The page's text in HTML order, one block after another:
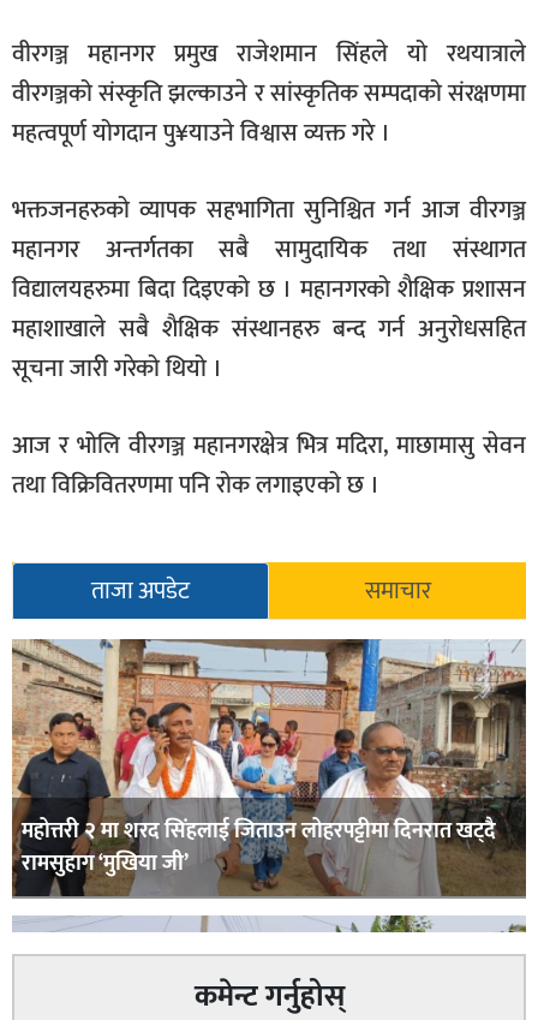
वीरगञ्ज महानगर प्रमुख राजेशमान सिंहले यो रथयात्राले
वीरगञ्जको संस्कृति झल्काउने र सांस्कृतिक सम्पदाको संरक्षणमा
महत्वपूर्ण योगदान पु¥याउने विश्वास व्यक्त गरे ।
भक्तजनहरुको व्यापक सहभागिता सुनिश्चित गर्न आज वीरगञ्ज
महानगर अन्तर्गतका सबै सामुदायिक तथा संस्थागत
विद्यालयहरुमा बिदा दिइएको छ । महानगरको शैक्षिक प्रशासन
महाशाखाले सबै शैक्षिक संस्थानहरु बन्द गर्न अनुरोधसहित
सूचना जारी गरेको थियो ।
आज र भोलि वीरगञ्ज महानगरक्षेत्र भित्र मदिरा, माछामासु सेवन
तथा विक्रिवितरणमा पनि रोक लगाइएको छ ।
ताजा अपडेट समाचार
महोत्तरी २ मा शरद सिंहलाई जिताउन लोहरपट्टीमा दिनरात खट्दै
रामसुहाग ‘मुखिया जी’
कमेन्ट गर्नुहोस्